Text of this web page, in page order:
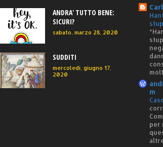
ANDRA' TUTTO BENE:
SICURI?
sabato, marzo 28, 2020
SUDDITI
mercoledì, giugno 17,
2020
m
per
altre